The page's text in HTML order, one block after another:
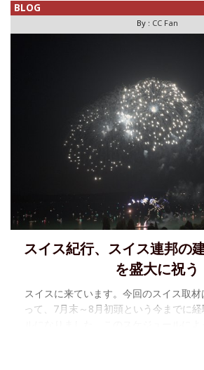
BLOG
By : CC Fan
スイス紀行、スイス連邦の
を盛大に祝う
スイスに来ています。今回のスイス取
って、7月末～8月初頭という今までに
連邦の建国記念日、すなわち